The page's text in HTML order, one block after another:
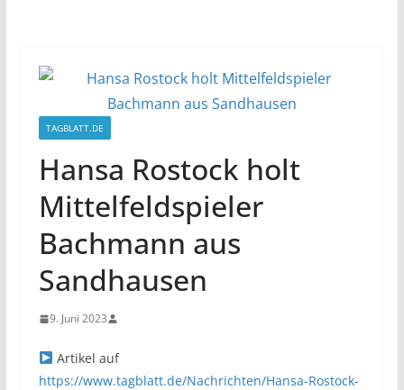
TAGBLATT.DE
Hansa Rostock holt
Mittelfeldspieler
Bachmann aus
Sandhausen
9. Juni 2023
Artikel auf
https://www.tagblatt.de/Nachrichten/Hansa-Rostock-